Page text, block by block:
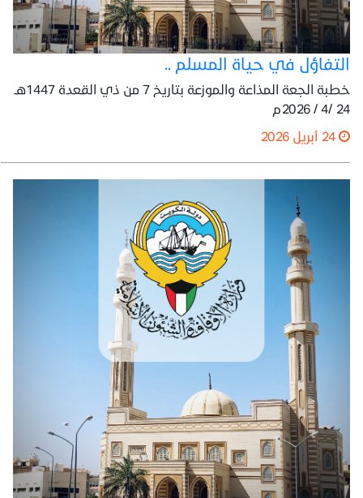
التفاؤل في حياة المسلم ..
خطبة الجعة المذاعة والموزعة بتاريخ 7 من ذي القعدة 1447هـ
24 /4 / 2026م